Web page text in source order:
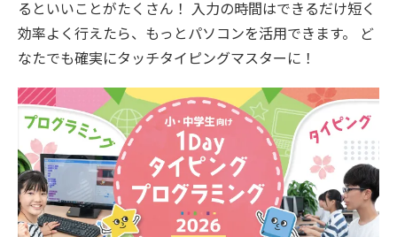
るといいことがたくさん！ 入力の時間はできるだけ短く
効率よく行えたら、もっとパソコンを活用できます。 ど
なたでも確実にタッチタイピングマスターに！